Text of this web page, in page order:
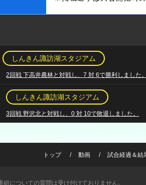
しんきん諏訪湖スタジアム
2回戦 下高井農林と対戦し、7 対 6で勝利しました。
しんきん諏訪湖スタジアム
3回戦 野沢北と対戦し、0 対 10で敗退しました。
トップ 動画 試合経過＆結
についての質問は受け付けておりません。